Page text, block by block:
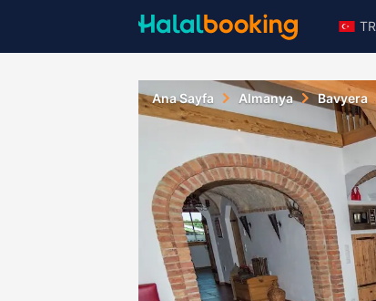
TR
Ana Sayfa Almanya Bavyera